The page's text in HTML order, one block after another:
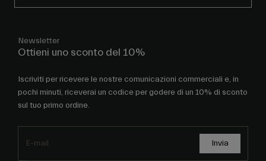
Newsletter
Ottieni uno sconto del 10%
Iscriviti per ricevere le nostre comunicazioni commerciali e, in
pochi minuti, riceverai un codice per godere di un 10% di sconto
sul tuo primo ordine.
Invia